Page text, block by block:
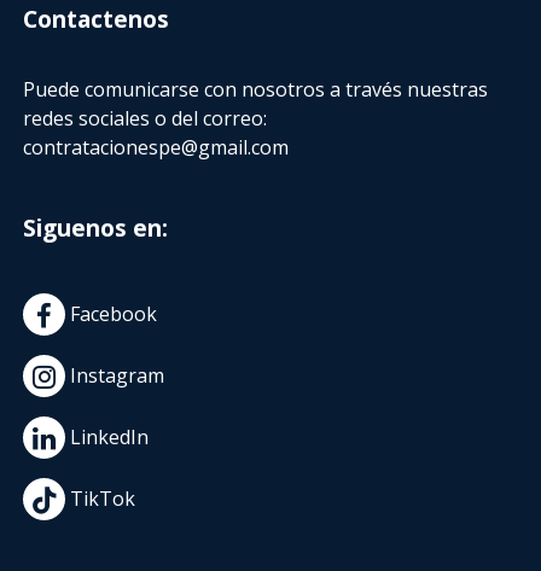
Contactenos
Puede comunicarse con nosotros a través nuestras
redes sociales o del correo:
contratacionespe@gmail.com
Siguenos en:
Facebook
Instagram
LinkedIn
TikTok